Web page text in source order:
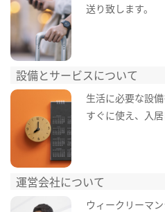
送り致します。
設備とサービスについて
生活に必要な設
すぐに使え、入
運営会社について
ウィークリーマ